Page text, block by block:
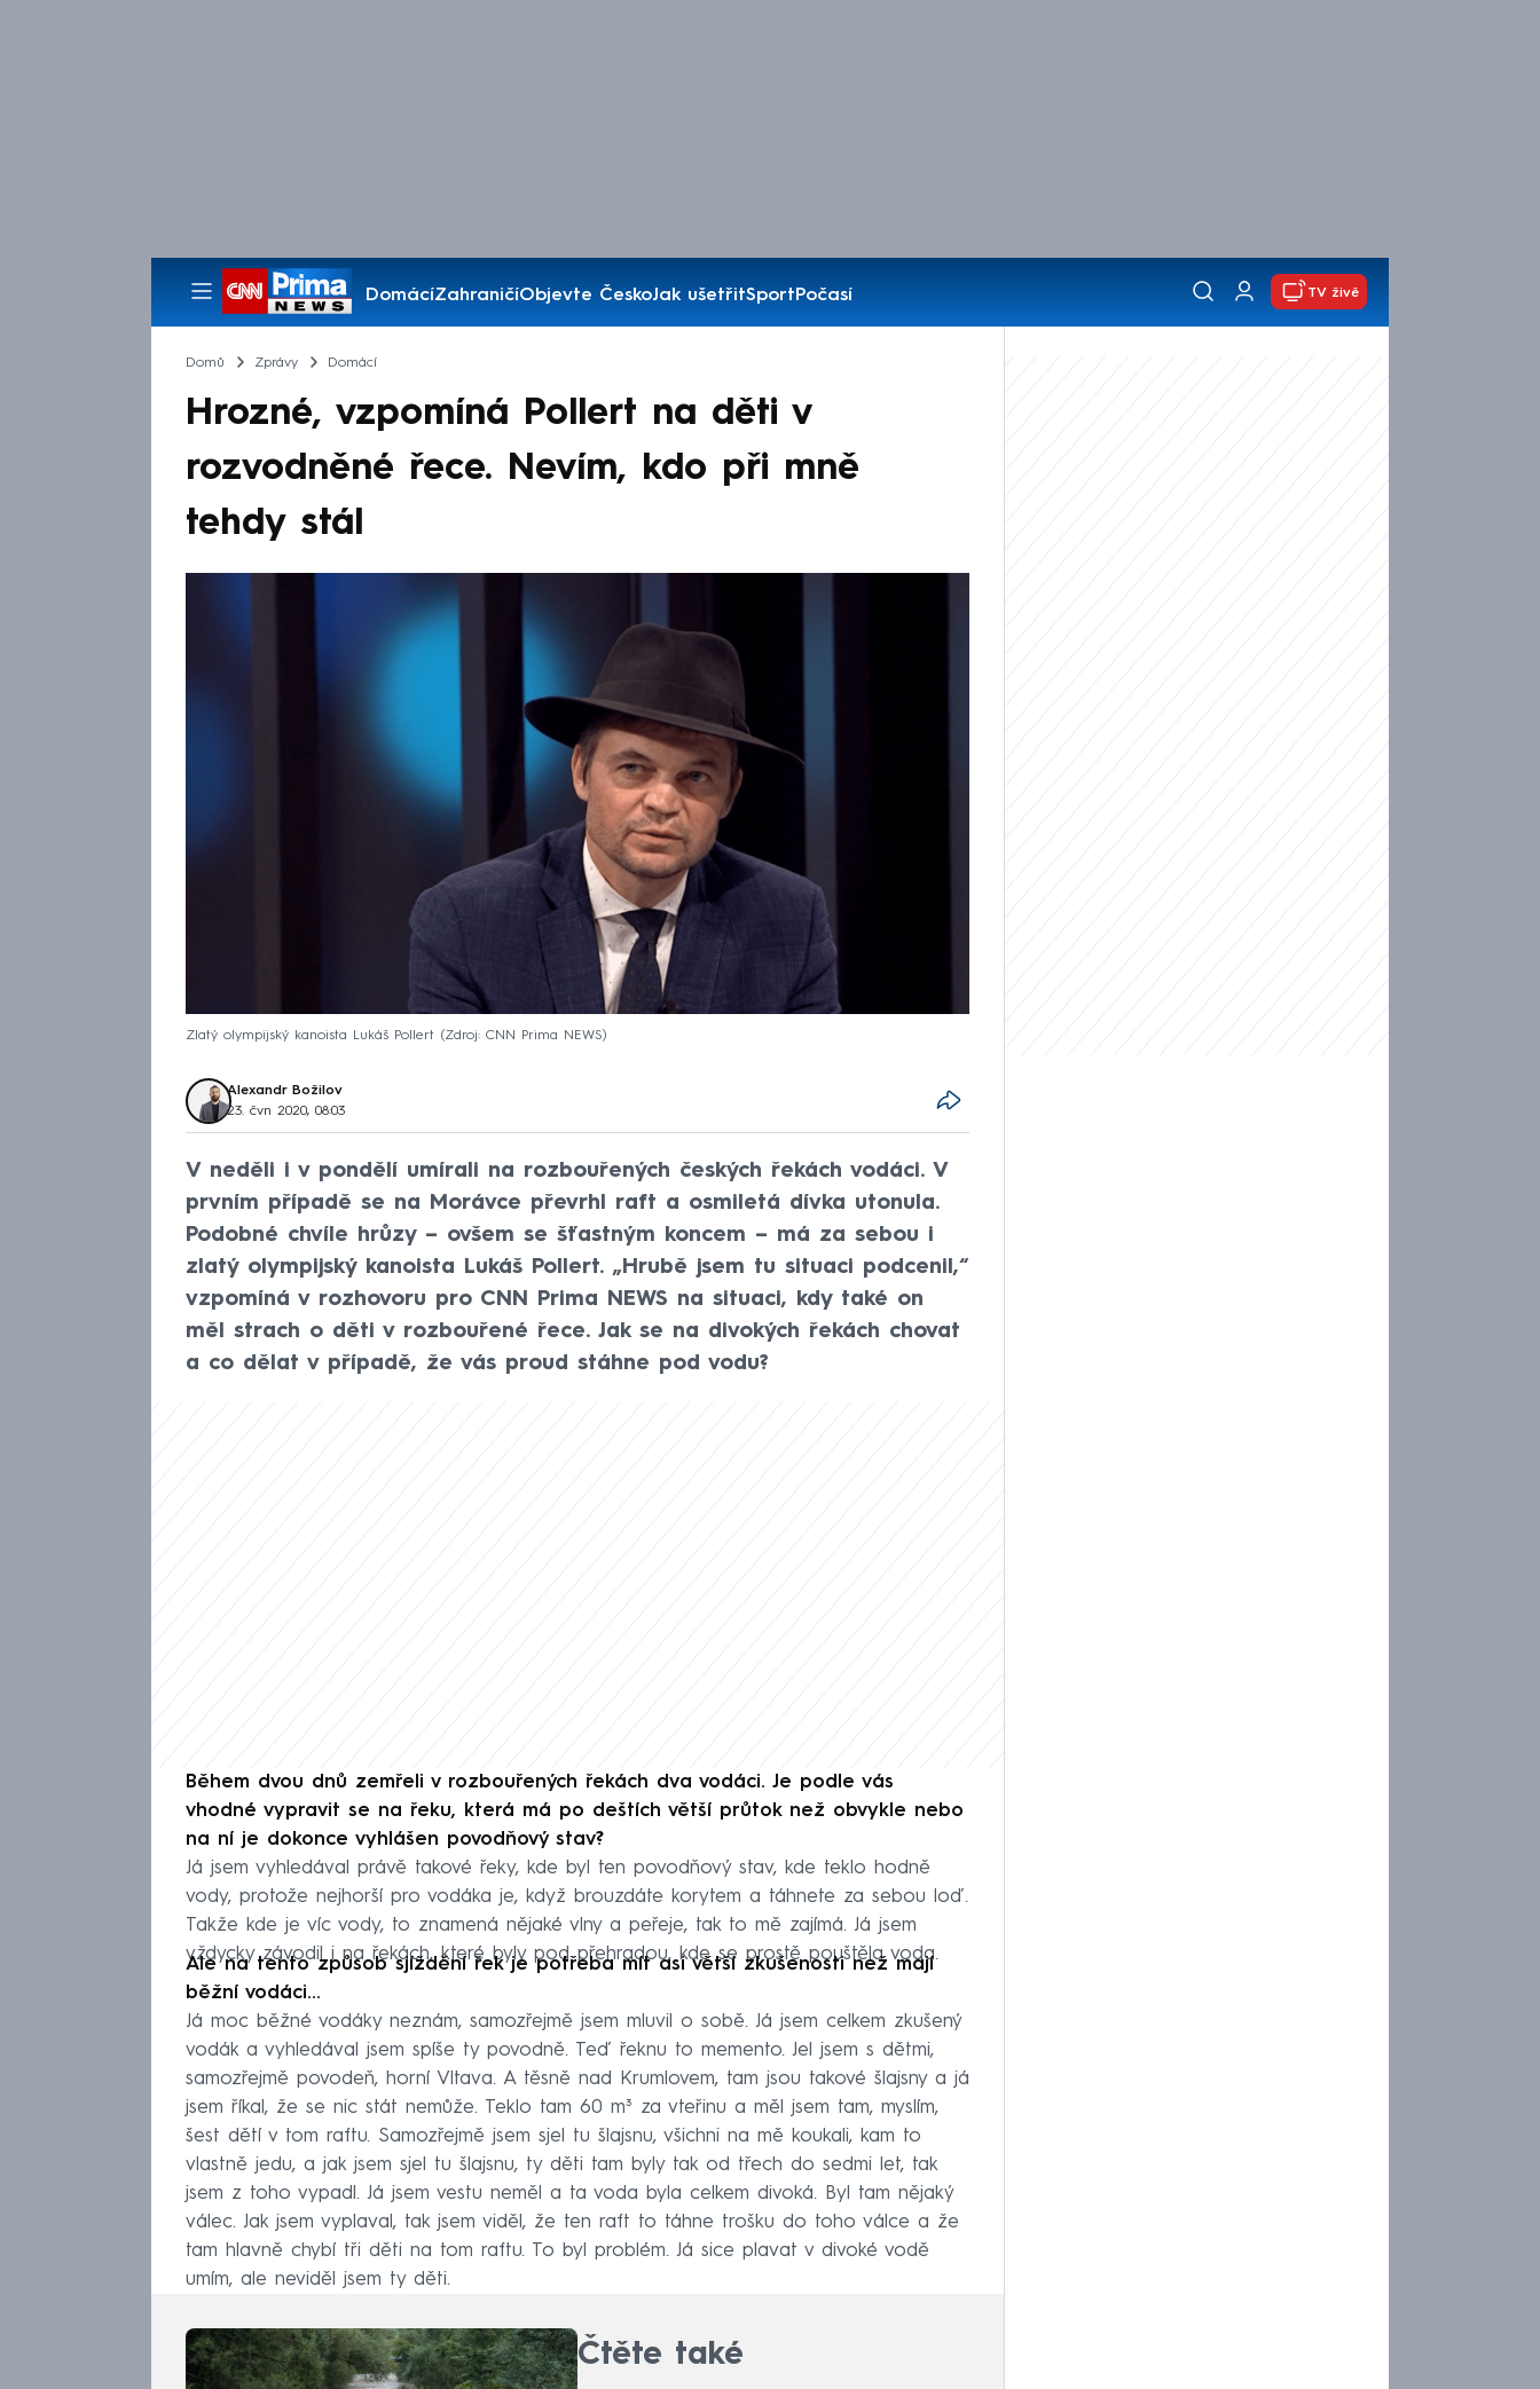
DomácíZahraničíObjevte ČeskoJak ušetřitSportPočasí
Pořady
TV živě
Domů Zprávy Domácí
Hrozné, vzpomíná Pollert na děti v
rozvodněné řece. Nevím, kdo při mně
tehdy stál
Zlatý olympijský kanoista Lukáš Pollert Zdroj: CNN Prima NEWS
Alexandr Božilov
23. čvn 2020, 08:03
V neděli i v pondělí umírali na rozbouřených českých řekách vodáci. V
prvním případě se na Morávce převrhl raft a osmiletá dívka utonula.
Podobné chvíle hrůzy – ovšem se šťastným koncem – má za sebou i
zlatý olympijský kanoista Lukáš Pollert. „Hrubě jsem tu situaci podcenil,“
vzpomíná v rozhovoru pro CNN Prima NEWS na situaci, kdy také on
měl strach o děti v rozbouřené řece. Jak se na divokých řekách chovat
a co dělat v případě, že vás proud stáhne pod vodu?
Během dvou dnů zemřeli v rozbouřených řekách dva vodáci. Je podle vás
vhodné vypravit se na řeku, která má po deštích větší průtok než obvykle nebo
na ní je dokonce vyhlášen povodňový stav?
Já jsem vyhledával právě takové řeky, kde byl ten povodňový stav, kde teklo hodně
vody, protože nejhorší pro vodáka je, když brouzdáte korytem a táhnete za sebou loď.
Takže kde je víc vody, to znamená nějaké vlny a peřeje, tak to mě zajímá. Já jsem
vždycky závodil i na řekách, které byly pod přehradou, kde se prostě pouštěla voda.
Ale na tento způsob sjíždění řek je potřeba mít asi větší zkušenosti než mají
běžní vodáci…
Já moc běžné vodáky neznám, samozřejmě jsem mluvil o sobě. Já jsem celkem zkušený
vodák a vyhledával jsem spíše ty povodně. Teď řeknu to memento. Jel jsem s dětmi,
samozřejmě povodeň, horní Vltava. A těsně nad Krumlovem, tam jsou takové šlajsny a já
jsem říkal, že se nic stát nemůže. Teklo tam 60 m³ za vteřinu a měl jsem tam, myslím,
šest dětí v tom raftu. Samozřejmě jsem sjel tu šlajsnu, všichni na mě koukali, kam to
vlastně jedu, a jak jsem sjel tu šlajsnu, ty děti tam byly tak od třech do sedmi let, tak
jsem z toho vypadl. Já jsem vestu neměl a ta voda byla celkem divoká. Byl tam nějaký
válec. Jak jsem vyplaval, tak jsem viděl, že ten raft to táhne trošku do toho válce a že
tam hlavně chybí tři děti na tom raftu. To byl problém. Já sice plavat v divoké vodě
umím, ale neviděl jsem ty děti.
Čtěte také